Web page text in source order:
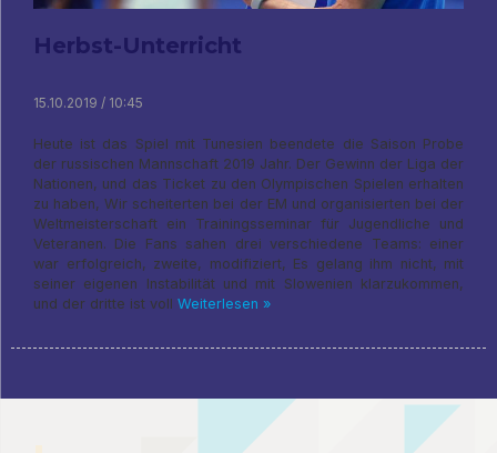
Herbst-Unterricht
15.10.2019 / 10:45
Heute ist das Spiel mit Tunesien beendete die Saison Probe
der russischen Mannschaft 2019 Jahr. Der Gewinn der Liga der
Nationen, und das Ticket zu den Olympischen Spielen erhalten
zu haben, Wir scheiterten bei der EM und organisierten bei der
Weltmeisterschaft ein Trainingsseminar für Jugendliche und
Veteranen. Die Fans sahen drei verschiedene Teams: einer
war erfolgreich, zweite, modifiziert, Es gelang ihm nicht, mit
seiner eigenen Instabilität und mit Slowenien klarzukommen,
und der dritte ist voll Weiterlesen »